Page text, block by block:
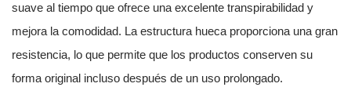
suave al tiempo que ofrece una excelente transpirabilidad y
mejora la comodidad. La estructura hueca proporciona una gran
resistencia, lo que permite que los productos conserven su
forma original incluso después de un uso prolongado.